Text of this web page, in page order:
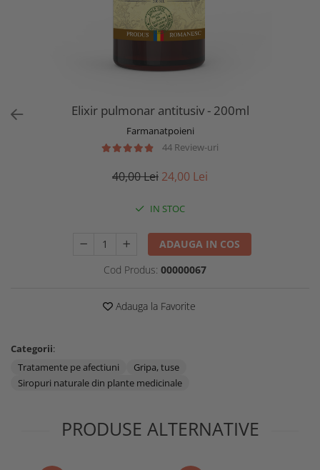
Elixir pulmonar antitusiv - 200ml
Farmanatpoieni
44 Review-uri
40,00 Lei 24,00 Lei
IN STOC
ADAUGA IN COS
Cod Produs: 00000067
Adauga la Favorite
Categorii:
Tratamente pe afectiuni
Gripa, tuse
Siropuri naturale din plante medicinale
PRODUSE ALTERNATIVE